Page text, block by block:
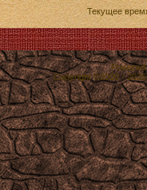
Текущее
Powered
Copyright ©2000 -